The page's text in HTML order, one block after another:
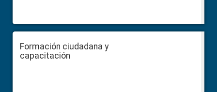
Formación ciudadana y
capacitación